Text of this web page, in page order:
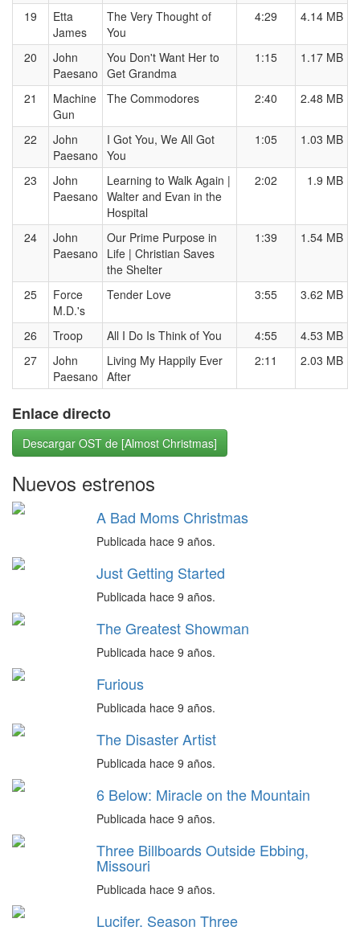
19
Etta
James
The Very Thought of
You
4:29 4.14 MB
20
John
Paesano
You Don't Want Her to
Get Grandma
1:15 1.17 MB
21
Machine
Gun
The Commodores 2:40 2.48 MB
22
John
Paesano
I Got You, We All Got
You
1:05 1.03 MB
23
John
Paesano
Learning to Walk Again |
Walter and Evan in the
Hospital
2:02 1.9 MB
24
John
Paesano
Our Prime Purpose in
Life | Christian Saves
the Shelter
1:39 1.54 MB
25
Force
M.D.'s
Tender Love 3:55 3.62 MB
26 Troop All I Do Is Think of You 4:55
4.53 MB
27
John
Paesano
Living My Happily Ever
After
2:11 2.03 MB
Enlace directo
Descargar OST de [Almost Christmas]
Nuevos estrenos
A Bad Moms Christmas
Publicada hace 9 años.
Just Getting Started
Publicada hace 9 años.
The Greatest Showman
Publicada hace 9 años.
Furious
Publicada hace 9 años.
The Disaster Artist
Publicada hace 9 años.
6 Below: Miracle on the Mountain
Publicada hace 9 años.
Three Billboards Outside Ebbing,
Missouri
Publicada hace 9 años.
Lucifer. Season Three